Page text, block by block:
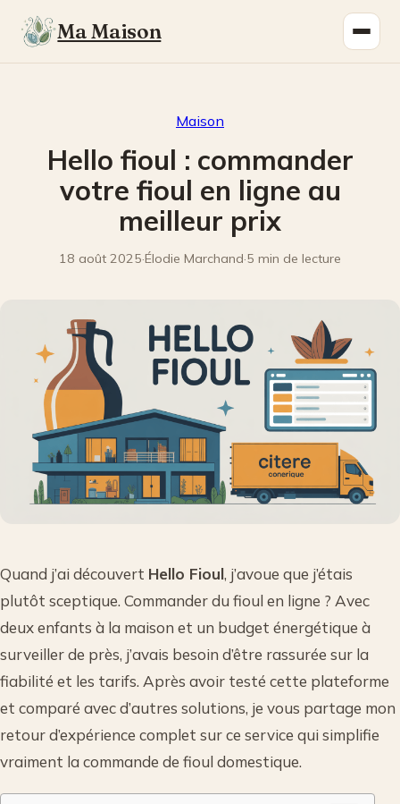
Ma Maison
Maison
Hello fioul : commander
votre fioul en ligne au
meilleur prix
18 août 2025·Élodie Marchand·5 min de lecture
Quand j’ai découvert Hello Fioul, j’avoue que j’étais
plutôt sceptique. Commander du fioul en ligne ? Avec
deux enfants à la maison et un budget énergétique à
surveiller de près, j’avais besoin d’être rassurée sur la
fiabilité et les tarifs. Après avoir testé cette plateforme
et comparé avec d’autres solutions, je vous partage mon
retour d’expérience complet sur ce service qui simplifie
vraiment la commande de fioul domestique.